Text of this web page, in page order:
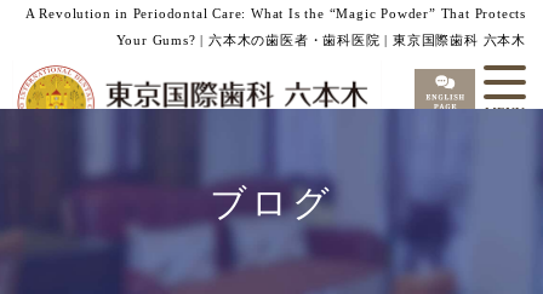
A Revolution in Periodontal Care: What Is the “Magic Powder” That Protects
Your Gums? | 六本木の歯医者・歯科医院 | 東京国際歯科 六本木
ブログ